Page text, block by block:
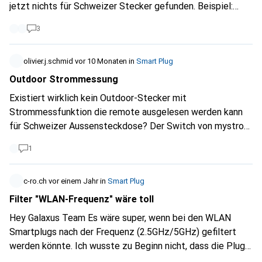
die stecker - oder für die stecker aber nicht mit messen -
etc. cloud integration zigbee klingt wie ein weg, mit der
hue bridge habe ich eigentlich auch ein zigbee gateway, ich
verstehe aber nicht ob es dabei limitationen gibt bei den
funktionen im vergleich mit einem zigbee gateway wie das
habe ich die empfehlung gefunden: "Eve Energy CH mit
Matter over Thread", sollte ich mir einfach ein thread
border router zutun, wie das von espressif? wenn ich eine
app brauche nur um zu pairen geht das ok, aber nicht
benutzt.)
jetzt nichts für Schweizer Stecker gefunden. Beispiel:
zigbee-smartplug-with-dimmer-function-zubehoer-
beleuchtung-59342178
3
olivier.j.schmid vor 10 Monaten in Smart Plug
Outdoor Strommessung
Existiert wirklich kein Outdoor-Stecker mit
Strommessfunktion die remote ausgelesen werden kann
für Schweizer Aussensteckdose? Der Switch von mystrom
1
c-ro.ch vor einem Jahrin Smart Plug
Filter "WLAN-Frequenz" wäre toll
Hey Galaxus Team Es wäre super, wenn bei den WLAN
Smartplugs nach der Frequenz (2.5GHz/5GHz) gefiltert
werden könnte. Ich wusste zu Beginn nicht, dass die Plugs